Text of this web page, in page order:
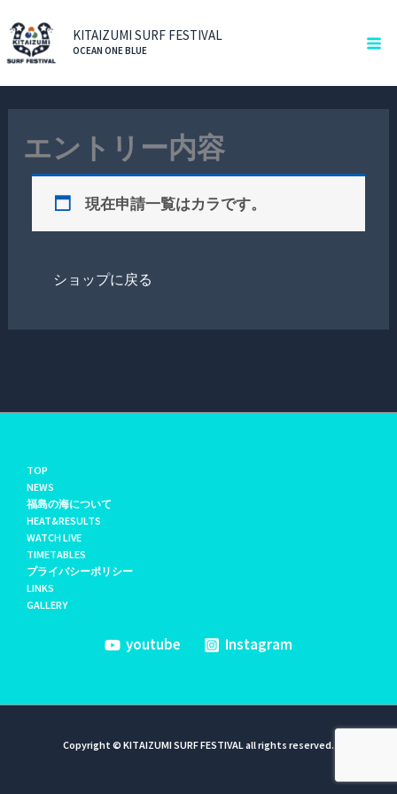
容
を
ス
キ
KITAIZUMI SURF FESTIVAL
OCEAN ONE BLUE
エントリー内容
現在申請一覧はカラです。
ショップに戻る
TOP
NEWS
福島の海について
HEAT&RESULTS
WATCH LIVE
TIMETABLES
プライバシーポリシー
LINKS
GALLERY
youtube Instagram
Copyright © KITAIZUMI SURF FESTIVAL all rights reserved.